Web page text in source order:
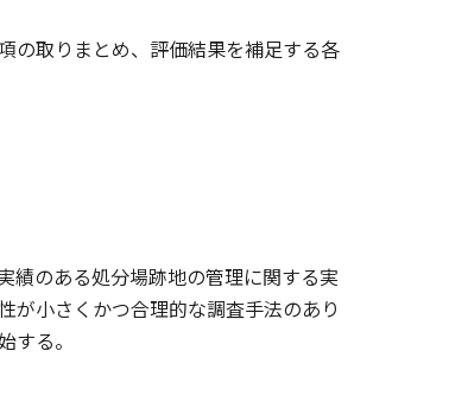
の取りまとめ、評価結果を補足する各
績のある処分場跡地の管理に関する実
が小さくかつ合理的な調査手法のあり
る。